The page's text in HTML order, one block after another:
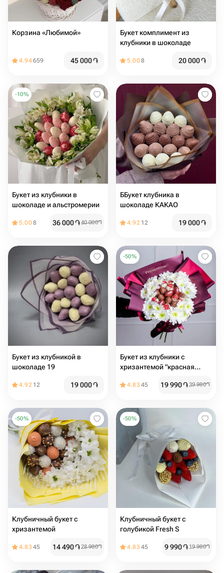
Корзина «Любимой»
4.94659 45 000֏
Букет комплимент из
клубники в шоколаде
5.008 20 000֏
-10%
Букет из клубники в
шоколаде и альстромерии
5.008 36 000֏40 000֏
ББукет клубника в
шоколаде КАКАО
4.92 12 19 000֏
Букет из клубникой в
шоколаде 19
4.92 12 19 000֏
-50%
Букет из клубники с
хризантемой "красная
4.8345 19 990֏39 980֏
-50%
Клубничный букет с
хризантемой
4.8345 14 490֏28 980֏
-50%
Клубничный букет с
голубикой Fresh S
4.8345 9 990֏19 980֏